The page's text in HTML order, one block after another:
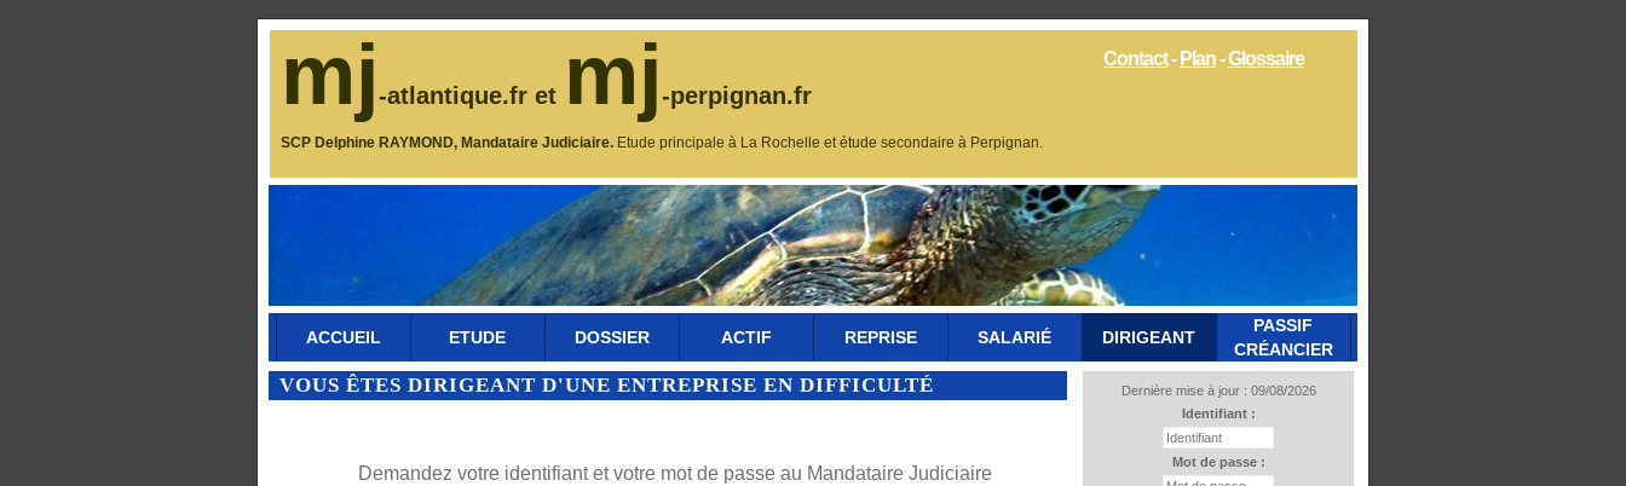
mj-atlantique.fr et mj-perpignan.fr
SCP Delphine RAYMOND, Mandataire Judiciaire. Etude principale à La Rochelle et étude secondaire à Perpignan.
Contact- Plan-Glossaire
ACCUEIL ETUDE DOSSIER ACTIF REPRISE SALARIÉ DIRIGEANT
PASSIF
CRÉANCIER
Dernière mise à jour : 09/08/2026
Identifiant :
Mot de passe :
VOUS ÊTES DIRIGEANT D'UNE ENTREPRISE EN DIFFICULTÉ
Demandez votre identifiant et votre mot de passe au Mandataire Judiciaire